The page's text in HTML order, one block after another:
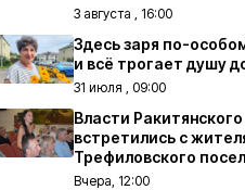
3 августа , 16:00
Здесь заря по-
и всё трогает душу
31 июля , 09:00
Власти Ракитянского
встретились с
Трефиловского
Вчера, 12:00